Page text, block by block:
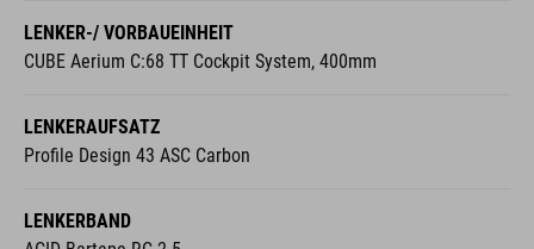
LENKER-/ VORBAUEINHEIT
CUBE Aerium C:68 TT Cockpit System, 400mm
LENKERAUFSATZ
Profile Design 43 ASC Carbon
LENKERBAND